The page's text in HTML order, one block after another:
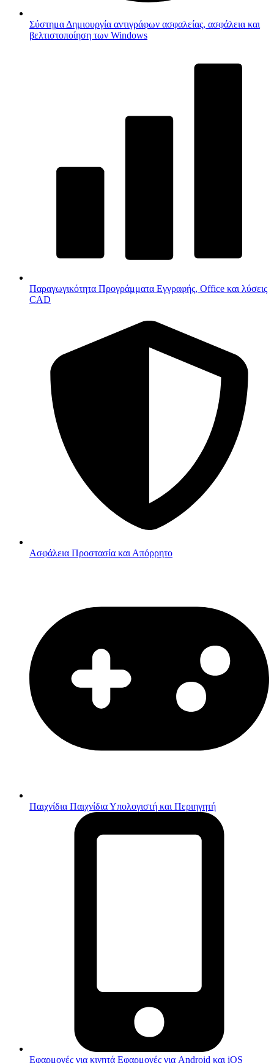
Σύστημα Δημιουργία αντιγράφων ασφαλείας, ασφάλεια και
βελτιστοποίηση των Windows
Παραγωγικότητα Προγράμματα Εγγραφής, Office και λύσεις
CAD
Ασφάλεια Προστασία και Απόρρητο
Παιχνίδια Παιχνίδια Υπολογιστή και Περιηγητή
Εφαρμογές για κινητά Εφαρμογές για Android και iOS